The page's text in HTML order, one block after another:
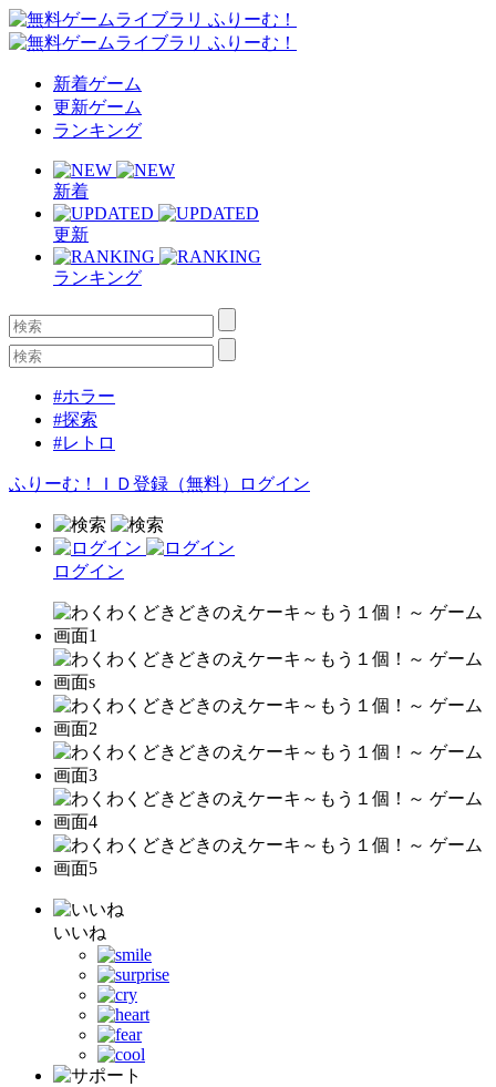
新着ゲーム
更新ゲーム
ランキング
新着
更新
ランキング
#ホラー
#探索
#レトロ
ふりーむ！ＩＤ登録（無料） ログイン
ログイン
いいね